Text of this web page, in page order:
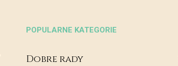
POPULARNE KATEGORIE
Dobre rady